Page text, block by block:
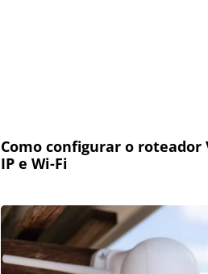
Como configurar o roteador
IP e Wi-Fi